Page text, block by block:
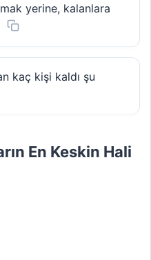
yerine, kalanlara
kaç kişi kaldı şu
En Keskin Hali